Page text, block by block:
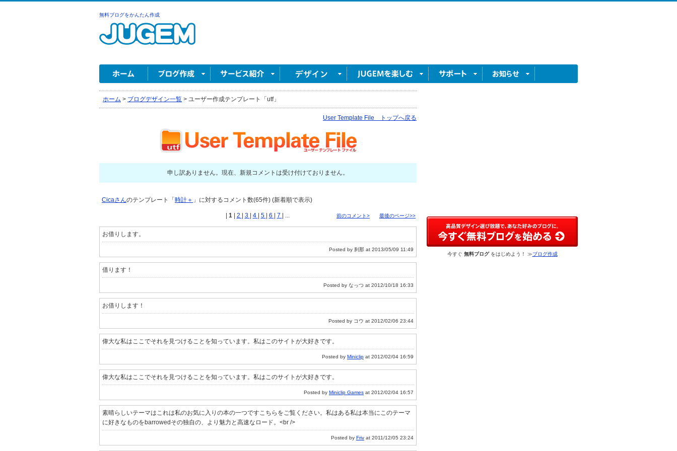
無料ブログをかんたん作成
ホーム > ブログデザイン一覧 > ユーザー作成テンプレート「utf」
User Template File トップへ戻る
申し訳ありません。現在、新規コメントは受け付けておりません。
Cicaさんのテンプレート「 時計＋ 」に対するコメント数(65件) (新着順で表示)
1 2 3 4 5 6 7 | ... 前のコメント> 最後のページ>>
お借りします。
Posted by 刹那 at 2013/05/09 11:49
借ります！
Posted by なっつ at 2012/10/18 16:33
お借りします！
Posted by コウ at 2012/02/06 23:44
偉大な私はここでそれを見つけることを知っています。私はこのサイトが大好きです。
Posted by Miniclip at 2012/02/04 16:59
偉大な私はここでそれを見つけることを知っています。私はこのサイトが大好きです。
Posted by Miniclip Games at 2012/02/04 16:57
素晴らしいテーマはこれは私のお気に入りの本の一つですこちらをご覧ください。私はある私は本当にこのテーマ
に好きなものをbarrowedその独自の、より魅力と高速なロード。<br />
Posted by Friv at 2011/12/05 23:24
今すぐ 無料ブログをはじめよう！ ≫ブログ作成